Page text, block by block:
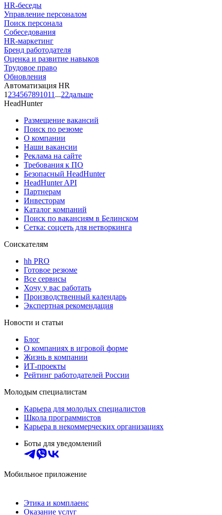
HR-беседы
Управление персоналом
Поиск персонала
Собеседования
HR-маркетинг
Бренд работодателя
Оценка и развитие навыков
Трудовое право
Обновления
Автоматизация HR
1 234567891011 ...22дальше
HeadHunter
Размещение вакансий
Поиск по резюме
О компании
Наши вакансии
Реклама на сайте
Требования к ПО
Безопасный HeadHunter
HeadHunter API
Партнерам
Инвесторам
Каталог компаний
Поиск по вакансиям в Белинском
Сетка: соцсеть для нетворкинга
Соискателям
hh PRO
Готовое резюме
Все сервисы
Хочу у вас работать
Производственный календарь
Экспертная рекомендация
Новости и статьи
Блог
О компаниях в игровой форме
Жизнь в компании
ИТ-проекты
Рейтинг работодателей России
Молодым специалистам
Карьера для молодых специалистов
Школа программистов
Карьера в некоммерческих организациях
Боты для уведомлений
Мобильное приложение
Этика и комплаенс
Оказание услуг